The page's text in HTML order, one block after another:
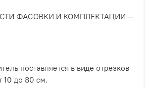
ФАСОВКИ И КОМПЛЕКТАЦИИ --
поставляется в виде отрезков
10 до 80 см.